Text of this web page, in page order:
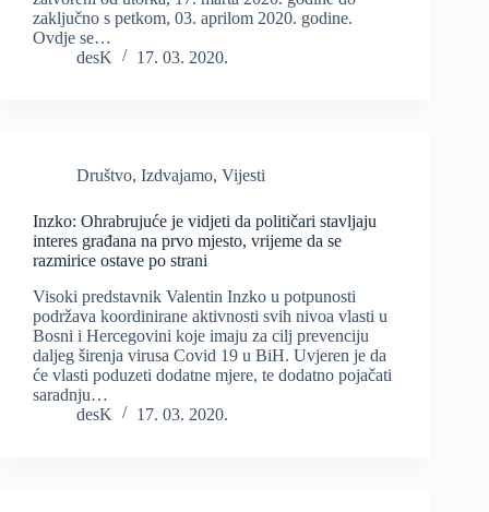
zaključno s petkom, 03. aprilom 2020. godine.
Ovdje se…
desK
17. 03. 2020.
Društvo, Izdvajamo, Vijesti
Inzko: Ohrabrujuće je vidjeti da političari stavljaju
interes građana na prvo mjesto, vrijeme da se
razmirice ostave po strani
Visoki predstavnik Valentin Inzko u potpunosti
podržava koordinirane aktivnosti svih nivoa vlasti u
Bosni i Hercegovini koje imaju za cilj prevenciju
daljeg širenja virusa Covid 19 u BiH. Uvjeren je da
će vlasti poduzeti dodatne mjere, te dodatno pojačati
saradnju…
desK
17. 03. 2020.